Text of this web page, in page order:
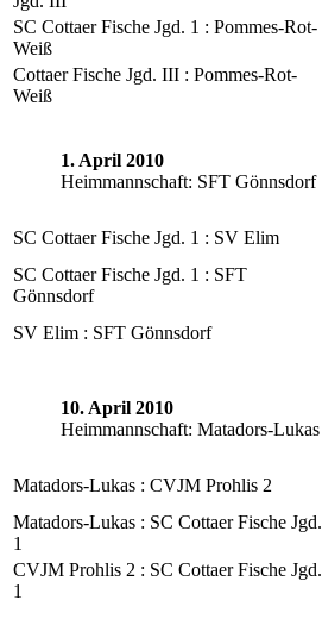
SC Cottaer Fische Jgd. 1 : Pommes-Rot-
Weiß
Cottaer Fische Jgd. III : Pommes-Rot-
Weiß
1. April 2010
Heimmannschaft: SFT Gönnsdorf
SC Cottaer Fische Jgd. 1 : SV Elim
SC Cottaer Fische Jgd. 1 : SFT
Gönnsdorf
SV Elim : SFT Gönnsdorf
10. April 2010
Heimmannschaft: Matadors-Lukas
Matadors-Lukas : CVJM Prohlis 2
Matadors-Lukas : SC Cottaer Fische Jgd.
1
CVJM Prohlis 2 : SC Cottaer Fische Jgd.
1